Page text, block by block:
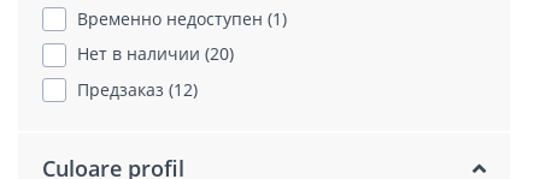
Временно недоступен (1)
Нет в наличии (20)
Предзаказ (12)
Culoare profil